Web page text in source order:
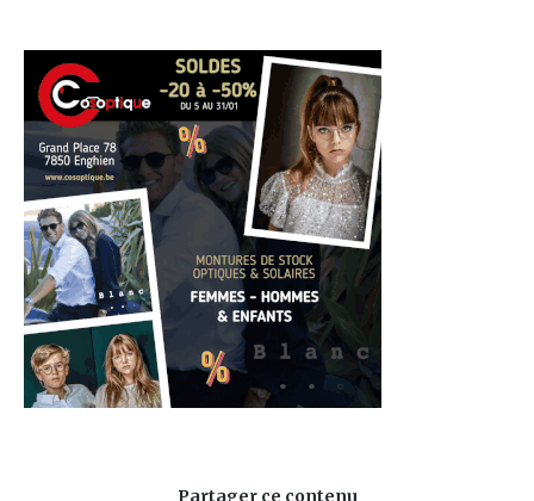
Partager ce contenu